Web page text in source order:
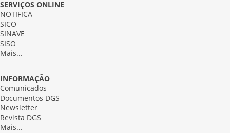
SERVIÇOS ONLINE
NOTIFICA
SICO
SINAVE
SISO
Mais...
INFORMAÇÃO
Comunicados
Documentos DGS
Newsletter
Revista DGS
Mais...